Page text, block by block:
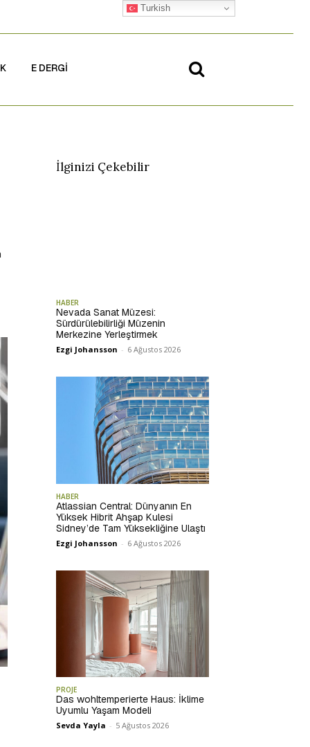
E DERGİ
İlginizi Çekebilir
HABER
Nevada Sanat Müzesi:
Sürdürülebilirliği Müzenin
Merkezine Yerleştirmek
Ezgi Johansson - 6 Ağustos 2026
HABER
Atlassian Central: Dünyanın En
Yüksek Hibrit Ahşap Kulesi
Sidney’de Tam Yüksekliğine Ulaştı
Ezgi Johansson - 6 Ağustos 2026
PROJE
Das wohltemperierte Haus: İklime
Uyumlu Yaşam Modeli
Sevda Yayla - 5 Ağustos 2026
Turkish